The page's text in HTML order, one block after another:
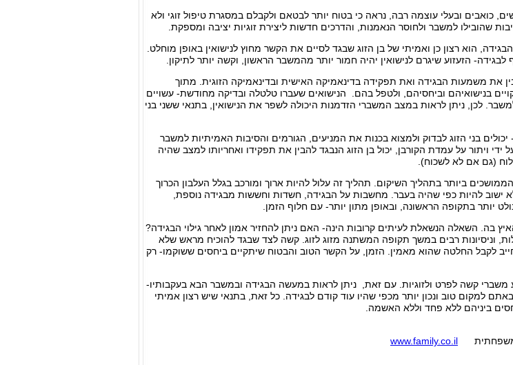
כואבים ובעלי עוצמה רבה, נראה כי בטוח יותר לבטאם ולקבלם במסגרת טיפול זוגי ולא
שהובילו למשבר ולחוסר הנאמנות, והדרכים חדשות ליצירת זוגיות יציבה ומספקת.
הוא רצון כן ואמיתי של בן הזוג שבגד לסיים את הקשר מחוץ לנישואין באופן מוחלט.
הזעזוע שיגרם לנישואין יהיה חמור יותר מהמשבר הראשון, וקשה יותר לתיקון.
את משמעות הבגידה ואת תפקידה בדינאמיקה האישית ובדינאמיקה הזוגית. מתוך
בנישואיהם וביחסיהם, ולטפל בהם. הנישואים שעברו טלטלה ובדיקה מחודשת- עשויים
לכן, ניתן לראות במצב המשברי הזדמנות היכולה לשפר את הנישואין, בתנאי ששני בני
בני הזוג לבדוק ולמצוא בכנות את המניעים, הגורמים והסיבות האמיתיות למשבר
ויתור על עמדת הקורבן, יכול בן הזוג הנבגד להבין את תפקידו ואחריותו למצב שהיה
(גם אם לא לשכוח).
ביותר בתהליך השיקום. תהליך זה עלול להיות ארוך ומורכב בגלל העלבון הכרוך
ישוב להיות כפי שהיה בעבר. מחשבות על הבגידה, חשדות וחששות מבגידה נוספת,
יותר בתקופה הראשונה, ובאופן מתון יותר- עם חלוף הזמן.
בה. השאלה הנשאלת לעיתים קרובות הינה- האם ניתן להחזיר אמון לאחר גילוי הבגידה?
וניסיונות רבים במשך תקופה המשתנה מזוג לזוג. קשה לצד שבגד להוכיח מראש שלא
חייב לקבל החלטה שהוא מאמין. הזמן, על הקשר הטוב והבטוח שיתקיים ביחסים ששוקמו- רק
משברי קשה לפרט ולזוגיות. עם זאת, ניתן לראות במעשה הבגידה ובמשבר הבא בעקבותיו-
למקום טוב ונכון יותר מכפי שהיו עוד קודם לבגידה. כל זאת, בתנאי שיש רצון אמיתי
ביניהם ללא פחד וללא האשמה.
ומשפחתית www.family.co.il